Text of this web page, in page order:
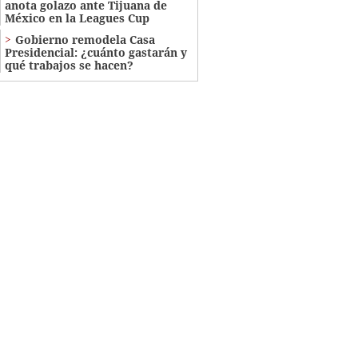
anota golazo ante Tijuana de
México en la Leagues Cup
Gobierno remodela Casa
Presidencial: ¿cuánto gastarán y
qué trabajos se hacen?